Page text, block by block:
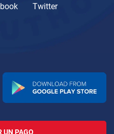
Twitter
UN PAGO